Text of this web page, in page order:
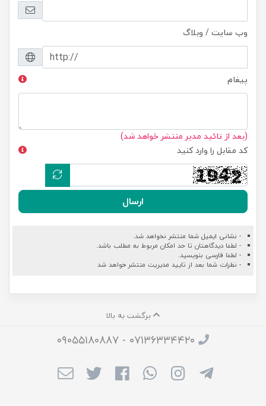
وب سایت / وبلاگ
پیغام
(بعد از تائید مدیر منتشر خواهد شد)
کد مقابل را وارد کنید
ارسال
- نشانی ایمیل شما منتشر نخواهد شد.
- لطفا دیدگاهتان تا حد امکان مربوط به مطلب باشد.
- لطفا فارسی بنویسید.
- نظرات شما بعد از تایید مدیریت منتشر خواهد شد
برگشت به بالا
۰۷۱۳۶۳۳۴۴۲۰ - ۰۹۰۵۵۱۸۰۸۸۷